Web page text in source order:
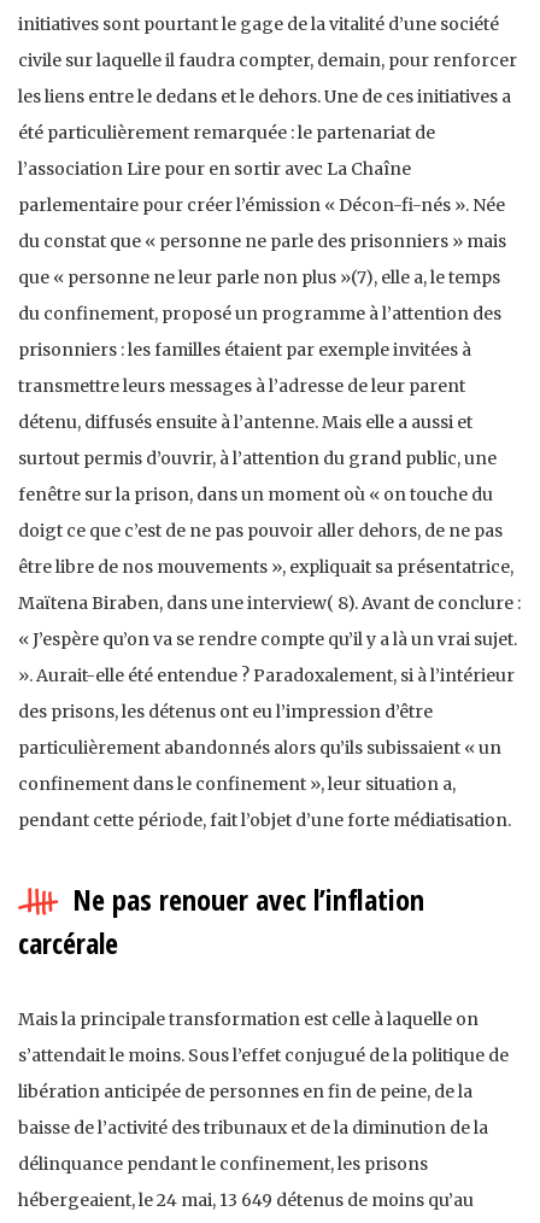
initiatives sont pourtant le gage de la vitalité d’une société
civile sur laquelle il faudra compter, demain, pour renforcer
les liens entre le dedans et le dehors. Une de ces initiatives a
été particulièrement remarquée : le partenariat de
l’association Lire pour en sortir avec La Chaîne
parlementaire pour créer l’émission « Décon-fi-nés ». Née
du constat que « personne ne parle des prisonniers » mais
que « personne ne leur parle non plus »(7), elle a, le temps
du confinement, proposé un programme à l’attention des
prisonniers : les familles étaient par exemple invitées à
transmettre leurs messages à l’adresse de leur parent
détenu, diffusés ensuite à l’antenne. Mais elle a aussi et
surtout permis d’ouvrir, à l’attention du grand public, une
fenêtre sur la prison, dans un moment où « on touche du
doigt ce que c’est de ne pas pouvoir aller dehors, de ne pas
être libre de nos mouvements », expliquait sa présentatrice,
Maïtena Biraben, dans une interview( 8). Avant de conclure :
« J’espère qu’on va se rendre compte qu’il y a là un vrai sujet.
». Aurait-elle été entendue ? Paradoxalement, si à l’intérieur
des prisons, les détenus ont eu l’impression d’être
particulièrement abandonnés alors qu’ils subissaient « un
confinement dans le confinement », leur situation a,
pendant cette période, fait l’objet d’une forte médiatisation.
Ne pas renouer avec l’inflation
carcérale
Mais la principale transformation est celle à laquelle on
s’attendait le moins. Sous l’effet conjugué de la politique de
libération anticipée de personnes en fin de peine, de la
baisse de l’activité des tribunaux et de la diminution de la
délinquance pendant le confinement, les prisons
hébergeaient, le 24 mai, 13 649 détenus de moins qu’au